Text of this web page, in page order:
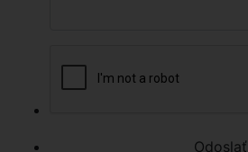
Odoslať